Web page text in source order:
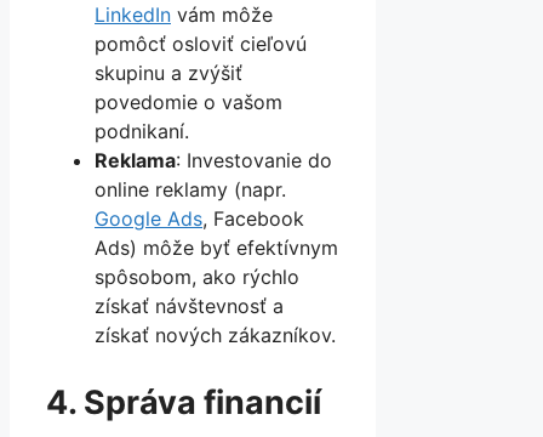
LinkedIn vám môže
pomôcť osloviť cieľovú
skupinu a zvýšiť
povedomie o vašom
podnikaní.
Reklama: Investovanie do
online reklamy (napr.
Google Ads, Facebook
Ads) môže byť efektívnym
spôsobom, ako rýchlo
získať návštevnosť a
získať nových zákazníkov.
4. Správa financií